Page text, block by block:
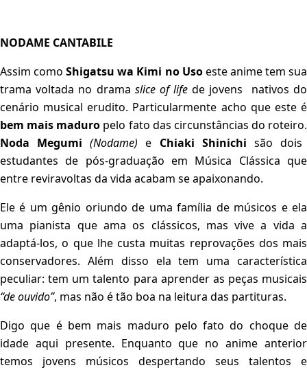
NODAME CANTABILE
Assim como Shigatsu wa Kimi no Usoeste anime tem sua
trama voltada no drama slice of life de jovens nativos do
cenário musical erudito. Particularmente acho que este é
bem mais maduro pelo fato das circunstâncias do roteiro.
Noda Megumi(Nodame) e Chiaki Shinichi são dois
estudantes de pós-graduação em Música Clássica que
entre reviravoltas da vida acabam se apaixonando.
Ele é um gênio oriundo de uma família de músicos e ela
uma pianista que ama os clássicos, mas vive a vida a
adaptá-los, o que lhe custa muitas reprovações dos mais
conservadores. Além disso ela tem uma característica
peculiar: tem um talento para aprender as peças musicais
“de ouvido”, mas não é tão boa na leitura das partituras.
Digo que é bem mais maduro pelo fato do choque de
idade aqui presente. Enquanto que no anime anterior
temos jovens músicos despertando seus talentos e